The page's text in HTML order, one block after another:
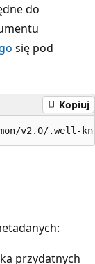
do
się pod
Kopiuj
przydatnych